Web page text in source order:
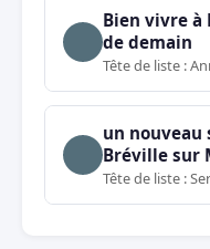
Bien vivre
de demain
Tête de liste :
un nouveau
Bréville sur
Tête de liste :